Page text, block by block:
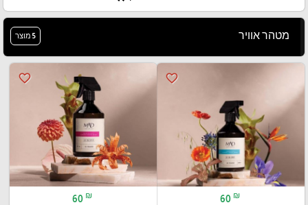
מטהר אוויר 5 מוצר
favorite_border
60 ₪
favorite_border
60 ₪